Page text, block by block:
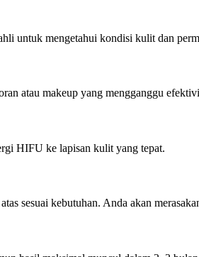
untuk mengetahui kondisi kulit dan
atau makeup yang mengganggu
HIFU ke lapisan kulit yang tepat.
sesuai kebutuhan. Anda akan